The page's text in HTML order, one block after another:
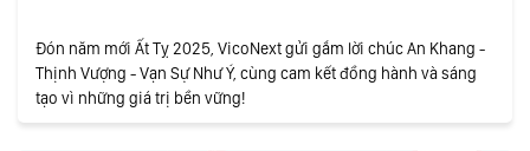
Đón năm mới Ất Tỵ 2025, VicoNext gửi gắm lời chúc An Khang -
Thịnh Vượng - Vạn Sự Như Ý, cùng cam kết đồng hành và sáng
tạo vì những giá trị bền vững!